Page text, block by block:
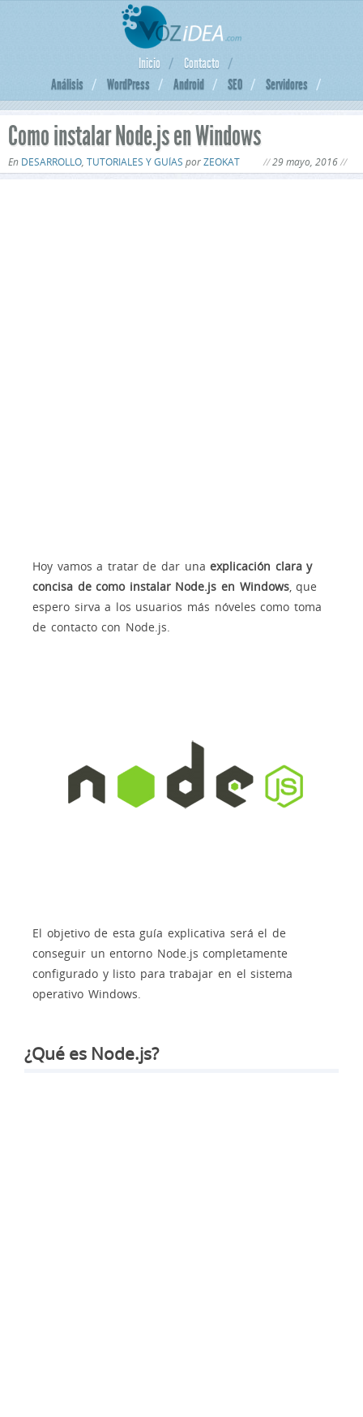
Inicio
Contacto
Análisis
WordPress Android SEO Servidores
Como instalar Node.js en Windows
En DESARROLLO, TUTORIALES Y GUÍAS porZEOKAT 29 mayo, 2016
Hoy vamos a tratar de dar unaexplicación clara y
concisa de como instalar Node.js en Windows, que
espero sirva a los usuarios más nóveles como toma
de contacto con Node.js.
El objetivo de esta guía explicativa será el de
conseguir un entorno Node.js completamente
configurado y listo para trabajar en el sistema
operativo Windows.
¿Qué es Node.js?